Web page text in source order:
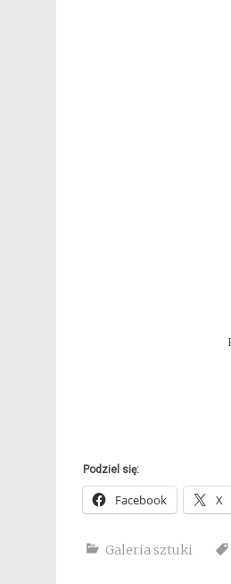
Podziel się:
Facebook X
Galeria sztuki